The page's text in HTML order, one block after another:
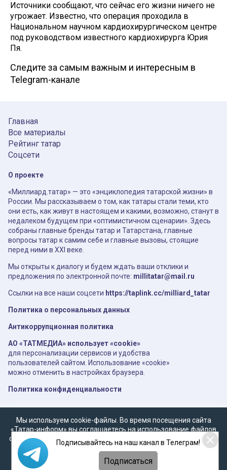
Источники сообщают, что сейчас его жизни ничего не
угрожает. Известно, что операция проходила в
Национальном научном кардиохирургическом центре
под руководством известного кардиохирурга Юрия
Пя.
Следите за самым важным и интересным в
Telegram-канале
Главная
Все материалы
Рейтинг татар
Соцсети
О проекте
«Миллиард.татар» — это «энциклопедия татарской жизни» в
России. Мы рассказываем о том, как татары стали теми, кто
они есть, как живут в настоящем и какими, возможно, станут в
недалеком будущем при «оптимистичном сценарии». Здесь
собраны главные бренды татар и Татарстана, главные
вопросы татар к самим себе и главные вызовы, стоящие
перед ними в XXI веке.
Мы открыты к диалогу и будем ждать ваши отклики и
предложения по электронной почте: millitatar@mail.ru
Ссылки на все наши соцсети https://taplink.cc/milliard_tatar
Политика о персональных данных
Антикоррупционная политика
АО «ТАТМЕДИА» использует «cookie»
для персонализации сервисов и удобства
пользователей сайтом. Использование «cookie»
можно отменить в настройках браузера.
Политика конфиденциальности
Мы используем cookie-файлы. Во время посещения сайта
«Татар-информ» вы соглашаетесь на использование файлов
cookie в соответствии с настоящим уведомлением, согласием
наобработку персональных данных,Политикой о
персональных данных
Политикой конфиденциальности
Подписывайтесь на наш канал в Телеграм!
Подписаться